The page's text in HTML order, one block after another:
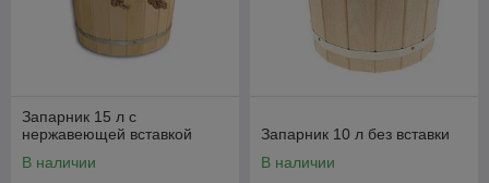
Запарник 15 л с
нержавеющей вставкой
В наличии
Запарник 10 л без вставки
В наличии